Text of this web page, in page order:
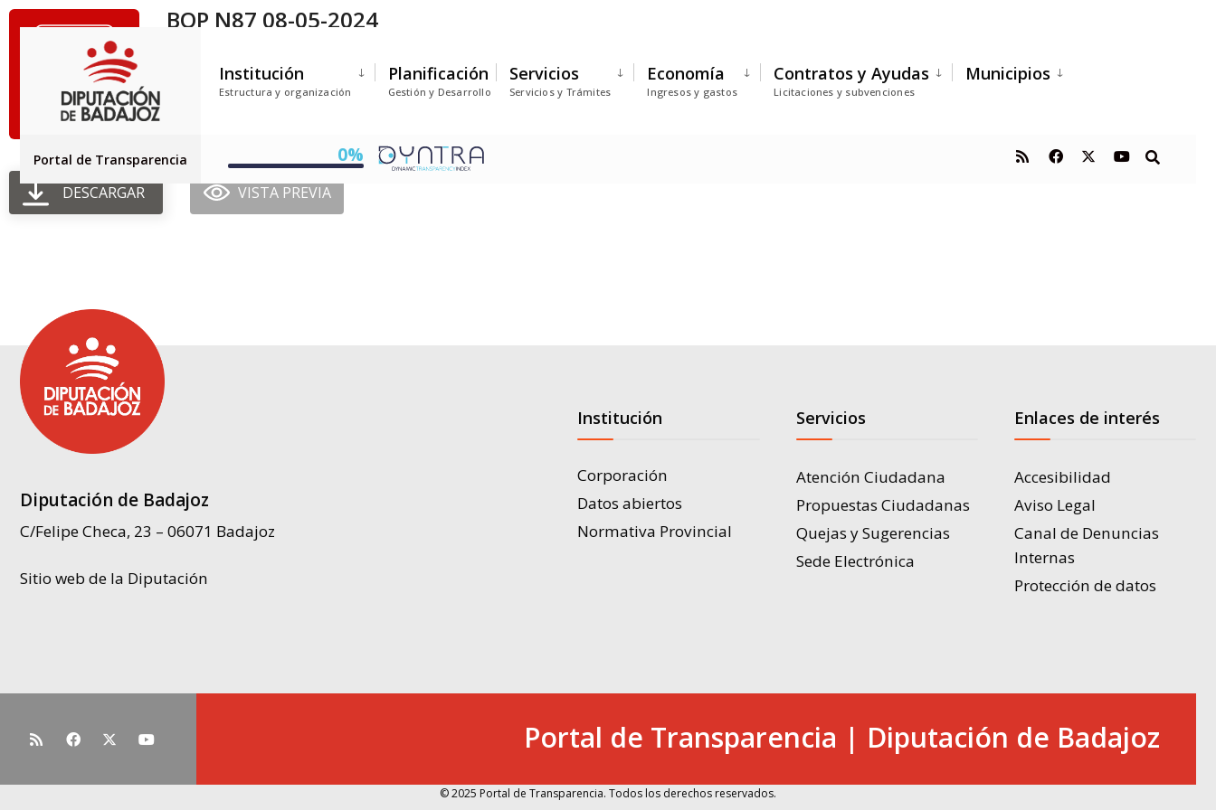
Institución
Estructura y organización
Planificación
Gestión y Desarrollo
Servicios
Servicios y Trámites
Economía
Ingresos y gastos
Contratos y Ayudas
Licitaciones y subvenciones
Municipios
Portal de Transparencia 0%
BOP N87 08-05-2024
Creado: 03-07-2025
Actualizado: 03-07-2025
DESCARGAR VISTA PREVIA
Diputación de Badajoz
C/Felipe Checa, 23 – 06071 Badajoz
Sitio web de la Diputación
Institución
Corporación
Datos abiertos
Normativa Provincial
Servicios
Atención Ciudadana
Propuestas Ciudadanas
Quejas y Sugerencias
Sede Electrónica
Enlaces de interés
Accesibilidad
Aviso Legal
Canal de Denuncias
Internas
Protección de datos
Portal de Transparencia | Diputación de Badajoz
© 2025 Portal de Transparencia. Todos los derechos reservados.